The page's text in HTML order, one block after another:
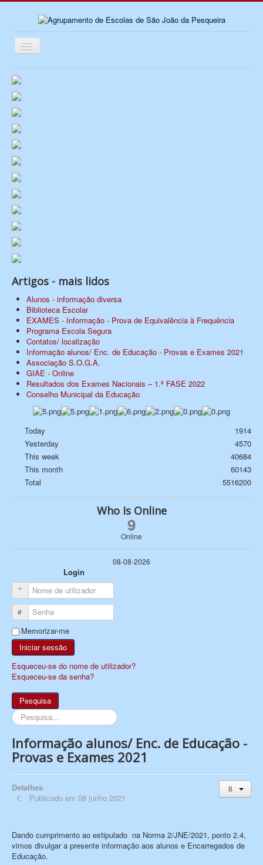
Ativar/Desativar
navegação
Artigos - mais lidos
Alunos - informação diversa
Biblioteca Escolar
EXAMES - Informação - Prova de Equivalência à Frequência
Programa Escola Segura
Contatos/ localização
Informação alunos/ Enc. de Educação - Provas e Exames 2021
Associação S.O.G.A.
GIAE - Online
Resultados dos Exames Nacionais – 1.ª FASE 2022
Conselho Municipal da Educação
Today
1914
Yesterday
4570
This week
40684
This month
60143
Total
5516200
Who Is Online
9
Online
08-08-2026
Login
Nome de utilizador
Senha
Memorizar-me
Iniciar sessão
Esqueceu-se do nome de utilizador?
Esqueceu-se da senha?
Pesquisa
Pesquisa...
Informação alunos/ Enc. de Educação -
Provas e Exames 2021
Detalhes
Publicado em 08 junho 2021
Dando cumprimento ao estipulado na Norma 2/JNE/2021, ponto 2.4,
vimos divulgar a presente informação aos alunos e Encarregados de
Educação.